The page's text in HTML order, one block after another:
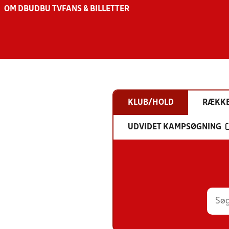
OM DBU DBU TV FANS & BILLETTER
KLUB/HOLD
UDVIDET KAMPSØGNING